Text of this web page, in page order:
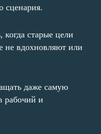
сценария.
когда старые цели
не вдохновляют или
даже самую
рабочий и